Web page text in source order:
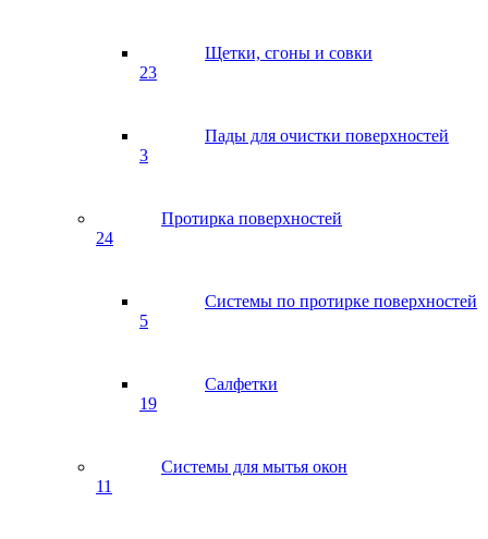
Щетки, сгоны и совки
23
Пады для очистки поверхностей
3
Протирка поверхностей
24
Системы по протирке поверхностей
5
Салфетки
19
Системы для мытья окон
11